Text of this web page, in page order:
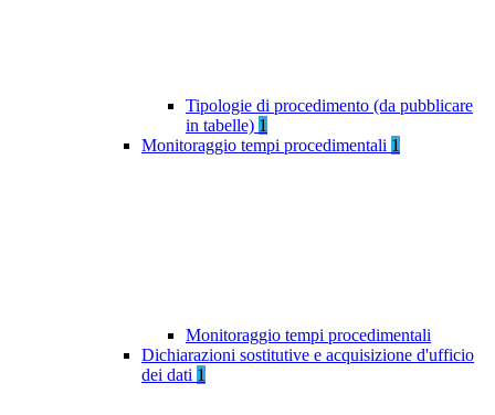
Tipologie di procedimento (da pubblicare
in tabelle) 1
Monitoraggio tempi procedimentali 1
Monitoraggio tempi procedimentali
Dichiarazioni sostitutive e acquisizione d'ufficio
dei dati 1